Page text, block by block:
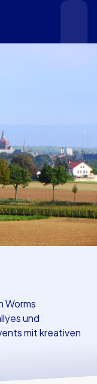
Worms
und
mit kreativen